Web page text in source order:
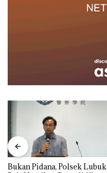
Bukan Pidana, Polsek Lubuk